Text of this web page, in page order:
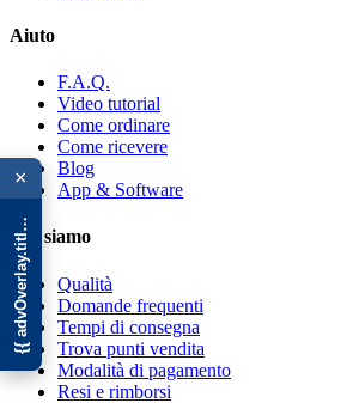
×
{{ advOverlay.title || 'Promo' }}
Aiuto
F.A.Q.
Video tutorial
Come ordinare
Come ricevere
Blog
App & Software
Chi siamo
Qualità
Domande frequenti
Tempi di consegna
Trova punti vendita
Modalità di pagamento
Resi e rimborsi